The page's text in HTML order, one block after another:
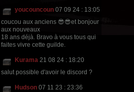
youcouncoun 07 09 24 : 13:05
coucou aux anciens 😎😎et bonjour
aux nouveaux
18 ans déjà. Bravo à vous tous qui
faites vivre cette guilde.
Kurama 21 08 24 : 18:20
salut possible d'avoir le discord ?
Hudson 07 11 23 : 23:36